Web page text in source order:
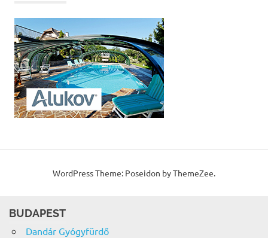
WordPress Theme: Poseidon by ThemeZee.
BUDAPEST
Dandár Gyógyfürdő